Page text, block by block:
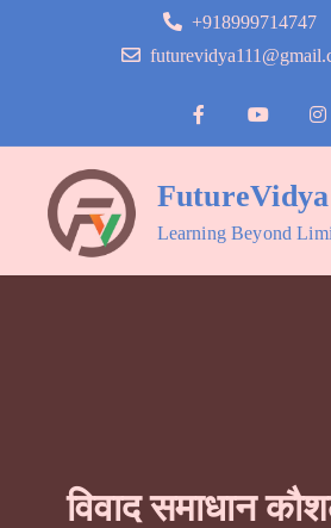
+918999714747
FutureVidya
Learning Beyond
विवाद समाधान